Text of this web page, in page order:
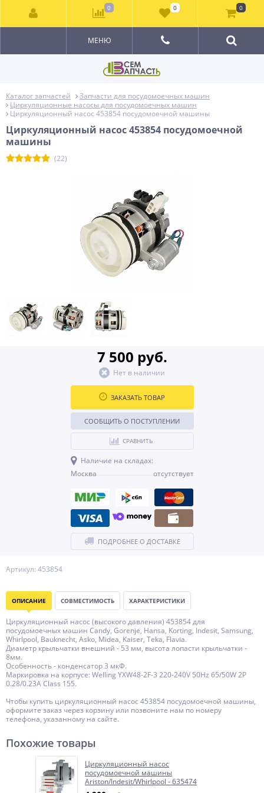
МЕНЮ
Каталог запчастей
Запчасти для посудомоечных машин
Циркуляционные насосы для посудомоечных машин
Циркуляционный насос 453854 посудомоечной машины
Циркуляционный насос 453854 посудомоечной
машины
(22)
Артикул: 453854
7 500 руб.
Нет в наличии
ЗАКАЗАТЬ ТОВАР
СООБЩИТЬ О ПОСТУПЛЕНИИ
СРАВНИТЬ
Наличие на складах:
Москва
отсутствует
ПОДРОБНЕЕ О ДОСТАВКЕ
ОПИСАНИЕ СОВМЕСТИМОСТЬ ХАРАКТЕРИСТИКИ
Циркуляционный насос (высокого давления) 453854 для
посудомоечных машин Candy, Gorenje, Hansa, Korting, Indesit, Samsung,
Whirlpool, Bauknecht, Asko, Midea, Kaiser, Teka, Flavia.
Диаметр крыльчатки внешний - 53 мм, высота лопасти крыльчатки -
8мм.
Особенность - конденсатор 3 мкФ.
Маркировка на корпусе: Welling YXW48-2F-3 220-240V 50Hz 65/50W 2P
0.28/0.23A Class 155.
Чтобы купить циркуляционный насос 453854 посудомоечной машины,
оформите заказ через корзину или позвоните нам по номеру
телефона, указанному на сайте.
Похожие товары
Циркуляционный насос
посудомоечной машины
Ariston/Indesit/Whirlpool - 635474
0 0 0